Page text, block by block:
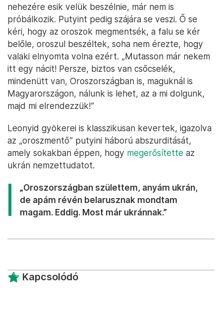
nehezére esik velük beszélnie, már nem is
próbálkozik. Putyint pedig szájára se veszi. Ő se
kéri, hogy az oroszok megmentsék, a falu se kér
belőle, oroszul beszéltek, soha nem érezte, hogy
valaki elnyomta volna ezért. „Mutasson már nekem
itt egy nácit! Persze, biztos van csőcselék,
mindenütt van, Oroszországban is, maguknál is
Magyarországon, nálunk is lehet, az a mi dolgunk,
majd mi elrendezzük!”
Leonyid gyökerei is klasszikusan kevertek, igazolva
az „oroszmentő” putyini háború abszurditását,
amely sokakban éppen, hogy megerősítette az
ukrán nemzettudatot.
„Oroszországban születtem, anyám ukrán,
de apám révén belarusznak mondtam
magam. Eddig. Most már ukránnak.”
Kapcsolódó